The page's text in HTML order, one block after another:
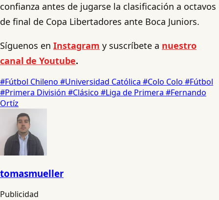
confianza antes de jugarse la clasificación a octavos
de final de Copa Libertadores ante Boca Juniors.
Síguenos en Instagram y suscríbete a nuestro
canal de Youtube.
#Fútbol Chileno #Universidad Católica #Colo Colo #Fútbol
#Primera División #Clásico #Liga de Primera #Fernando
Ortíz
tomasmueller
Publicidad